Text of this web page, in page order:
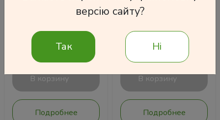
В корзину
Подробнее
повербанком и
фонариком на
солнечной батарее
2000 мАч
1 300 грн
В корзину
Подробнее
версію сайту?
Так Ні